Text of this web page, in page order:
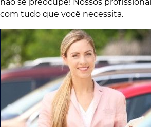
com tudo que você necessita.